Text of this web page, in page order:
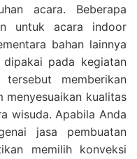
acara. Beberapa
untuk acara indoor
bahan lainnya
pada kegiatan
memberikan
menyesuaikan kualitas
wisuda. Apabila Anda
jasa pembuatan
memilih konveksi